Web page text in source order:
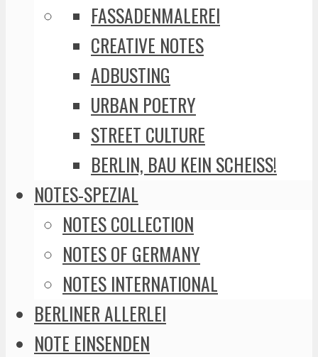
FASSADENMALEREI
CREATIVE NOTES
ADBUSTING
URBAN POETRY
STREET CULTURE
BERLIN, BAU KEIN SCHEISS!
NOTES-SPEZIAL
NOTES COLLECTION
NOTES OF GERMANY
NOTES INTERNATIONAL
BERLINER ALLERLEI
NOTE EINSENDEN